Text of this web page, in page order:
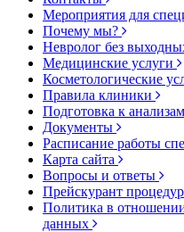
Мероприятия для
Почему мы?
Невролог без
Медицинские услуги
Косметологические
Правила клиники
Подготовка к
Документы
Расписание работы
Карта сайта
Вопросы и ответы
Прейскурант
Политика в
данных